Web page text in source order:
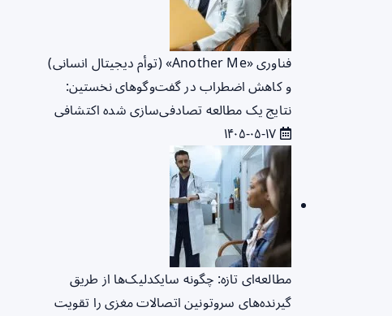
فناوری «Another Me» (توأم دیجیتال انسانی)
و کاهش اضطراب در گفت‌وگوهای نخستین:
نتایج یک مطالعه تصادفی‌سازی شده اکتشافی
مطالعه‌ای تازه: چگونه سایکدلیک‌ها از طریق
گیرنده‌های سروتونین اتصالات مغزی را تقویت